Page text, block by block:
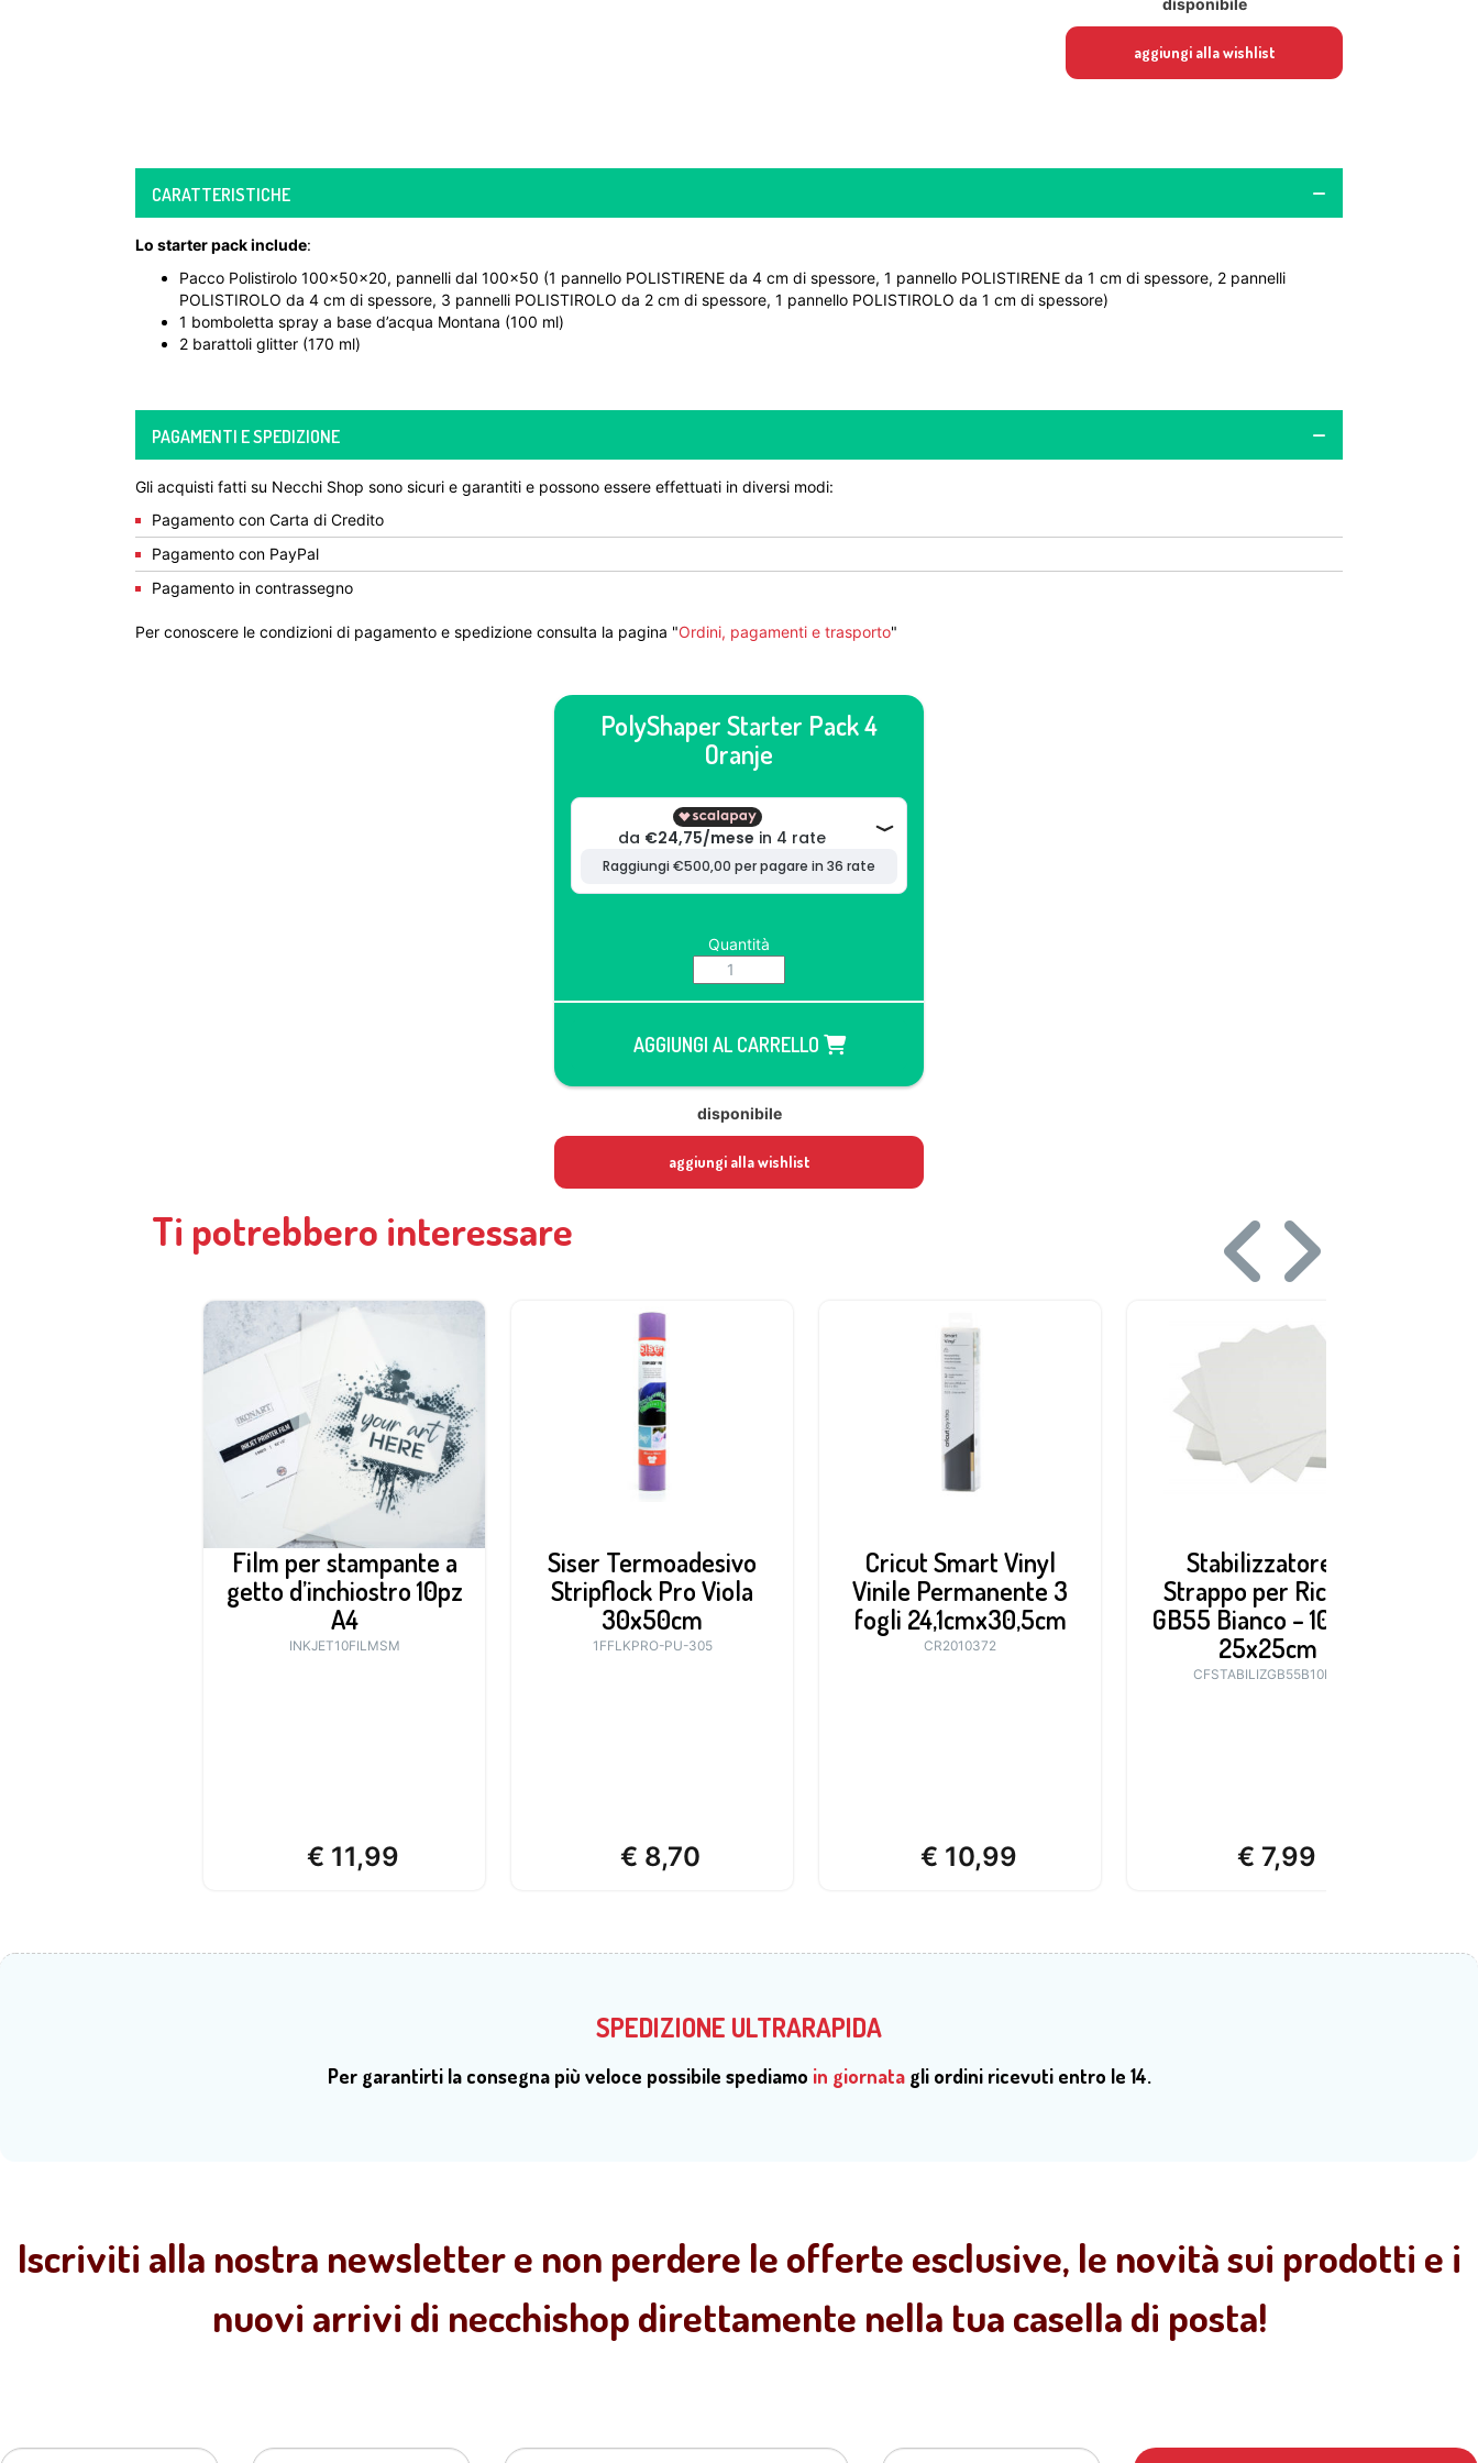
disponibile
aggiungi alla wishlist
CARATTERISTICHE
Lo starter pack include:
Pacco Polistirolo 100x50x20, pannelli dal 100×50 (1 pannello POLISTIRENE da 4 cm di spessore, 1 pannello POLISTIRENE da 1 cm di spessore, 2 pannelli
POLISTIROLO da 4 cm di spessore, 3 pannelli POLISTIROLO da 2 cm di spessore, 1 pannello POLISTIROLO da 1 cm di spessore)
1 bomboletta spray a base d’acqua Montana (100 ml)
2 barattoli glitter (170 ml)
PAGAMENTI E SPEDIZIONE
Gli acquisti fatti su Necchi Shop sono sicuri e garantiti e possono essere effettuati in diversi modi:
Pagamento con Carta di Credito
Pagamento con PayPal
Pagamento in contrassegno
Per conoscere le condizioni di pagamento e spedizione consulta la pagina "Ordini, pagamenti e trasporto"
PolyShaper Starter Pack 4
Oranje
Quantità
AGGIUNGI AL CARRELLO
disponibile
aggiungi alla wishlist
Ti potrebbero interessare
Film per stampante a
getto d’inchiostro 10pz
A4
INKJET10FILMSM
€ 11,99
Siser Termoadesivo
Stripflock Pro Viola
30x50cm
1FFLKPRO-PU-305
€ 8,70
Cricut Smart Vinyl
Vinile Permanente 3
fogli 24,1cmx30,5cm
CR2010372
€ 10,99
Stabilizzatore a
Strappo per Ricamo
GB55 Bianco – 10 fogli
25x25cm
CFSTABILIZGB55B10PC
€ 7,99
SPEDIZIONE ULTRARAPIDA
Per garantirti la consegna più veloce possibile spediamo in giornatagli ordini ricevuti entro le 14.
Iscriviti alla nostra newsletter e non perdere le offerte esclusive, le novità sui prodotti e i
nuovi arrivi di necchishop direttamente nella tua casella di posta!